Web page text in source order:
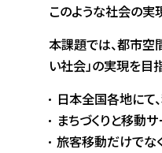
このような社会の実
本課題では、都市空
い社会」の実現を目
日本全国各地にて
まちづくりと移動
旅客移動だけでな